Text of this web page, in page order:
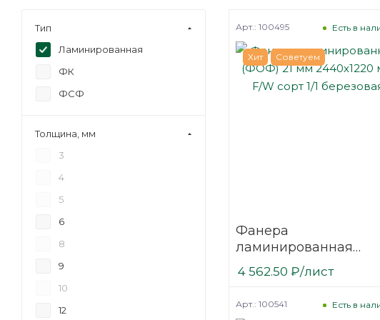
Хит Советуем
Фанера
ламинированная
(ФОФ) 21 мм
мм F/W сорт 1/1
Есть в
Арт.: 100495
4 562.50 ₽/лист
Есть в
Арт.: 100541
Тип
Ламинированная
ФК
ФСФ
Толщина, мм
3
4
5
6
8
9
10
12